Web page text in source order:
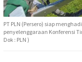
PT PLN (Persero) siap
penyelenggaraan Konferensi
Dok : PLN )